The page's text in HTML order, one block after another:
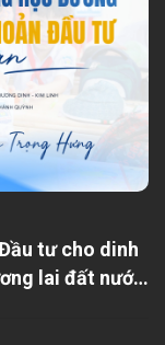
tư cho dinh
dưỡng học đường là đầu tư cho tương lai đất nước